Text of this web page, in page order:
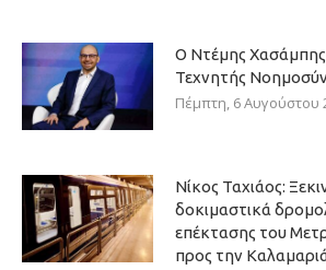
Ο Ντέμης
Τεχνητής
Πέμπτη, 6 Αυγούστου
Νίκος Ταχιάος:
δοκιμαστικά
επέκτασης του
προς την